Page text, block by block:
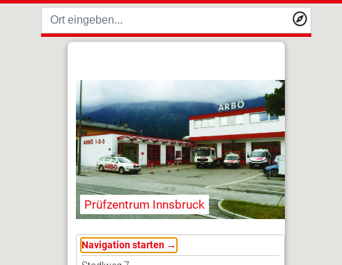
Prüfzentrum Innsbruck
Navigation starten →